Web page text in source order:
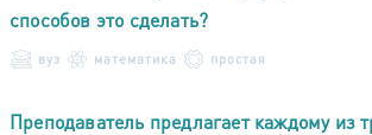
способов это сделать?
вуз математика простая
Преподаватель предлагает каждому из